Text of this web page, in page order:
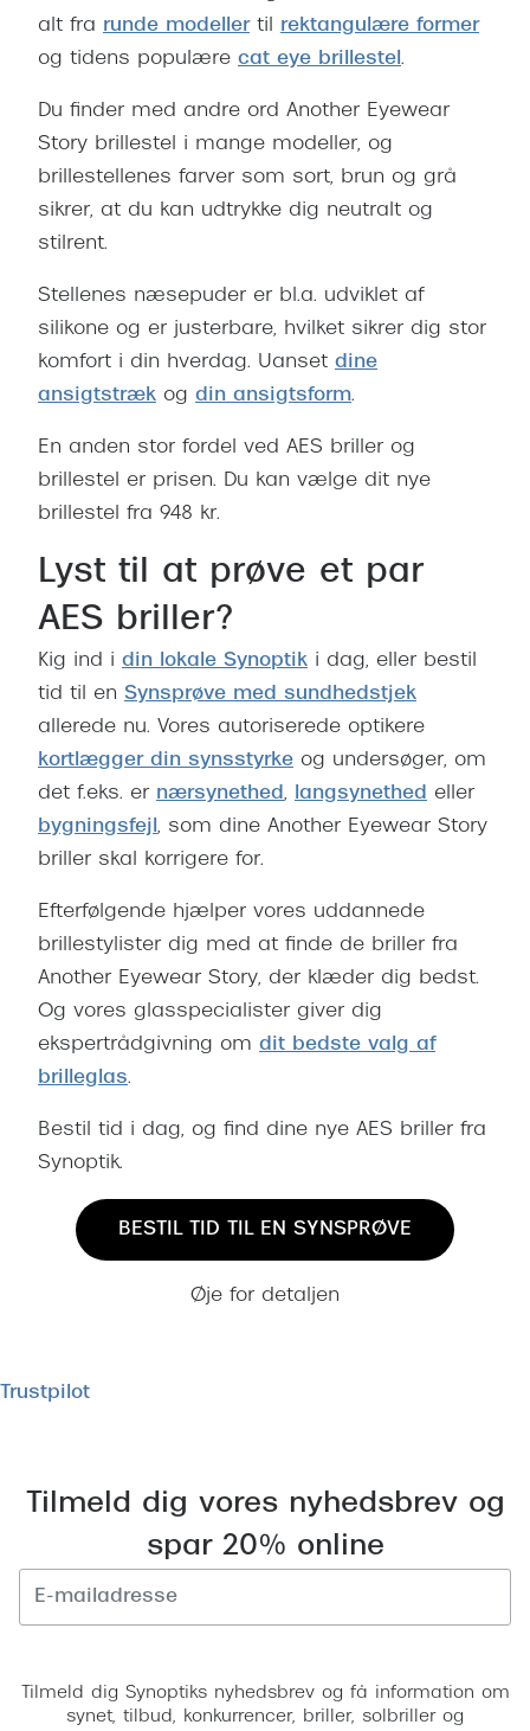
alt fra runde modellertil rektangulære former
og tidens populære cat eye brillestel .
Du finder med andre ord Another Eyewear
Story brillestel i mange modeller, og
brillestellenes farver som sort, brun og grå
sikrer, at du kan udtrykke dig neutralt og
stilrent.
Stellenes næsepuder er bl.a. udviklet af
silikone og er justerbare, hvilket sikrer dig stor
komfort i din hverdag. Uanset dine
ansigtstræk og din ansigtsform.
En anden stor fordel ved AES briller og
brillestel er prisen. Du kan vælge dit nye
brillestel fra 948 kr.
Lyst til at prøve et par
AES briller?
Kig ind i din lokale Synoptik i dag, eller bestil
tid til en Synsprøve med sundhedstjek
allerede nu. Vores autoriserede optikere
kortlægger din synsstyrke og undersøger, om
det f.eks. er nærsynethed, langsynethed
eller
bygningsfejl , som dine Another Eyewear Story
briller skal korrigere for.
Efterfølgende hjælper vores uddannede
brillestylister dig med at finde de briller fra
Another Eyewear Story, der klæder dig bedst.
Og vores glasspecialister giver dig
ekspertrådgivning om dit bedste valg af
brilleglas.
Bestil tid i dag, og find dine nye AES briller fra
Synoptik.
BESTIL TID TIL EN SYNSPRØVE
Øje for detaljen
Trustpilot
Tilmeld dig vores nyhedsbrev og
spar 20% online
Tilmeld dig Synoptiks nyhedsbrev og få information om
synet, tilbud, konkurrencer, briller, solbriller og